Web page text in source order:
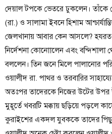
দেয়াল টপকে ভেতরে ঢুকলেন। তাঁকে
(রা.) ও সালামা ইবনে হিশাম
জেলখানায় আবার কেন আসলে?
নির্দেশনা কোনোালেন এবং
বললেন। তিন জনে মিলে পালানোর
ওয়ালীদ রা. পাথর ও তরবারির
অতঃপর তাদেরকে নিজের উটের উপর
মুহূর্তে খবরটি মক্কায় ছড়িয়ে পড়লে
কুরাইশের একদল যুবককে তাদের পিছু